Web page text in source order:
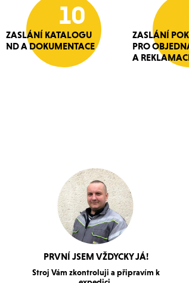
10
ZASLÁNÍ KATALOGU
ND A DOKUMENTACE
ZASLÁNÍ
PRO
A
PRVNÍ JSEM VŽDYCKY JÁ!
Stroj Vám zkontroluji a připravím k